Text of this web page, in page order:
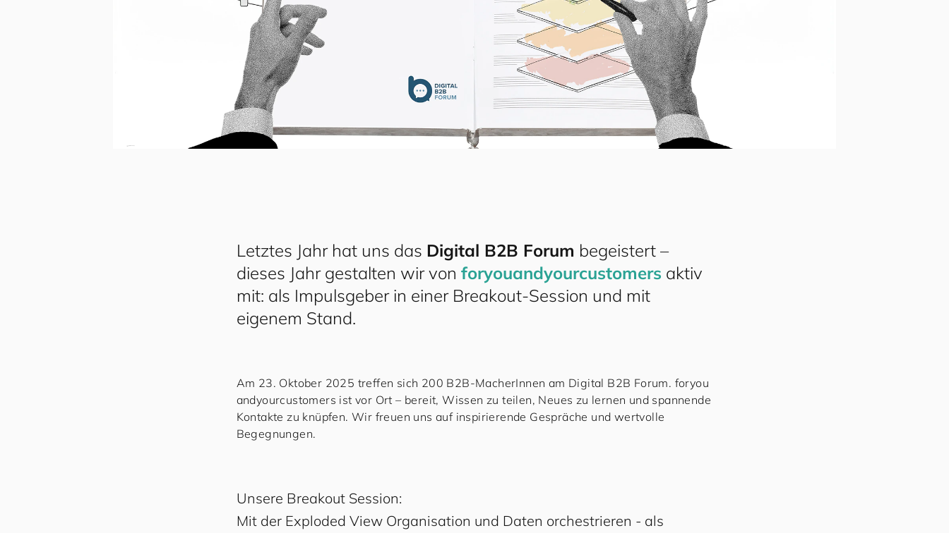
Letztes Jahr hat uns das Digital B2B Forum begeistert –
dieses Jahr gestalten wir von foryouandyourcustomers aktiv
mit: als Impulsgeber in einer Breakout-Session und mit
eigenem Stand.
Am 23. Oktober 2025 treffen sich 200 B2B-MacherInnen am Digital B2B Forum. foryou
andyourcustomers ist vor Ort – bereit, Wissen zu teilen, Neues zu lernen und spannende
Kontakte zu knüpfen. Wir freuen uns auf inspirierende Gespräche und wertvolle
Begegnungen.
Unsere Breakout Session:
Mit der Exploded View Organisation und Daten orchestrieren - als